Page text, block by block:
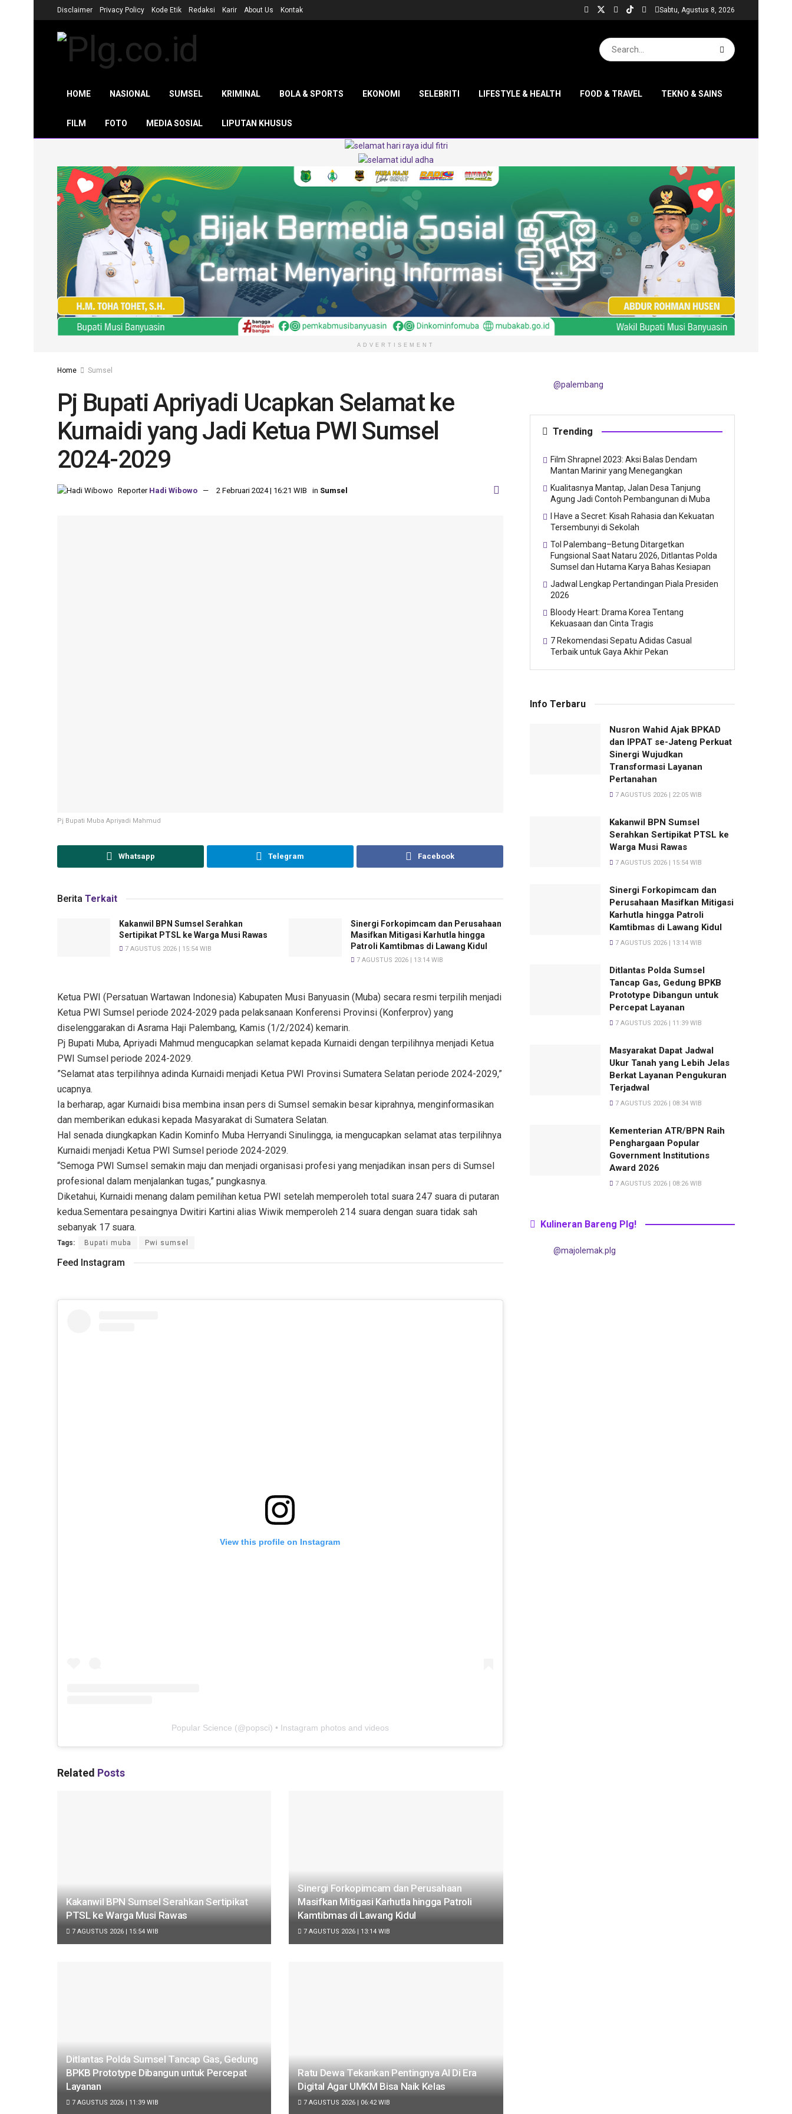
Disclaimer Privacy Policy Kode Etik Redaksi Karir About Us Kontak Sabtu, Agustus 8, 2026
HOME NASIONAL SUMSEL KRIMINAL BOLA & SPORTS EKONOMI SELEBRITI LIFESTYLE & HEALTH FOOD & TRAVEL TEKNO & SAINS
FILM FOTO MEDIA SOSIAL LIPUTAN KHUSUS
ADVERTISEMENT
Home Sumsel
Pj Bupati Apriyadi Ucapkan Selamat ke
Kurnaidi yang Jadi Ketua PWI Sumsel
2024-2029
Reporter Hadi Wibowo 2 Februari 2024 | 16:21 WIB in Sumsel
Pj Bupati Muba Apriyadi Mahmud
Whatsapp Telegram Facebook
Berita Terkait
Kakanwil BPN Sumsel Serahkan
Sertipikat PTSL ke Warga Musi Rawas
7 AGUSTUS 2026 | 15:54 WIB
Sinergi Forkopimcam dan Perusahaan
Masifkan Mitigasi Karhutla hingga
Patroli Kamtibmas di Lawang Kidul
7 AGUSTUS 2026 | 13:14 WIB
Ketua PWI (Persatuan Wartawan Indonesia) Kabupaten Musi Banyuasin (Muba) secara resmi terpilih menjadi
Ketua PWI Sumsel periode 2024-2029 pada pelaksanaan Konferensi Provinsi (Konferprov) yang
diselenggarakan di Asrama Haji Palembang, Kamis (1/2/2024) kemarin.
Pj Bupati Muba, Apriyadi Mahmud mengucapkan selamat kepada Kurnaidi dengan terpilihnya menjadi Ketua
PWI Sumsel periode 2024-2029.
”Selamat atas terpilihnya adinda Kurnaidi menjadi Ketua PWI Provinsi Sumatera Selatan periode 2024-2029,”
ucapnya.
Ia berharap, agar Kurnaidi bisa membina insan pers di Sumsel semakin besar kiprahnya, menginformasikan
dan memberikan edukasi kepada Masyarakat di Sumatera Selatan.
Hal senada diungkapkan Kadin Kominfo Muba Herryandi Sinulingga, ia mengucapkan selamat atas terpilihnya
Kurnaidi menjadi Ketua PWI Sumsel periode 2024-2029.
“Semoga PWI Sumsel semakin maju dan menjadi organisasi profesi yang menjadikan insan pers di Sumsel
profesional dalam menjalankan tugas,” pungkasnya.
Diketahui, Kurnaidi menang dalam pemilihan ketua PWI setelah memperoleh total suara 247 suara di putaran
kedua.Sementara pesaingnya Dwitiri Kartini alias Wiwik memperoleh 214 suara dengan suara tidak sah
sebanyak 17 suara.
Tags: Bupati muba Pwi sumsel
Feed Instagram
View this profile on Instagram
Popular Science (@popsci) • Instagram photos and videos
Related Posts
Kakanwil BPN Sumsel Serahkan Sertipikat
PTSL ke Warga Musi Rawas
7 AGUSTUS 2026 | 15:54 WIB
Sinergi Forkopimcam dan Perusahaan
Masifkan Mitigasi Karhutla hingga Patroli
Kamtibmas di Lawang Kidul
7 AGUSTUS 2026 | 13:14 WIB
Ditlantas Polda Sumsel Tancap Gas, Gedung
BPKB Prototype Dibangun untuk Percepat
Layanan
7 AGUSTUS 2026 | 11:39 WIB
Ratu Dewa Tekankan Pentingnya AI Di Era
Digital Agar UMKM Bisa Naik Kelas
7 AGUSTUS 2026 | 06:42 WIB
@palembang
Trending
Film Shrapnel 2023: Aksi Balas Dendam
Mantan Marinir yang Menegangkan
Kualitasnya Mantap, Jalan Desa Tanjung
Agung Jadi Contoh Pembangunan di Muba
I Have a Secret: Kisah Rahasia dan Kekuatan
Tersembunyi di Sekolah
Tol Palembang–Betung Ditargetkan
Fungsional Saat Nataru 2026, Ditlantas Polda
Sumsel dan Hutama Karya Bahas Kesiapan
Jadwal Lengkap Pertandingan Piala Presiden
2026
Bloody Heart: Drama Korea Tentang
Kekuasaan dan Cinta Tragis
7 Rekomendasi Sepatu Adidas Casual
Terbaik untuk Gaya Akhir Pekan
Info Terbaru
Nusron Wahid Ajak BPKAD
dan IPPAT se-Jateng Perkuat
Sinergi Wujudkan
Transformasi Layanan
Pertanahan
7 AGUSTUS 2026 | 22:05 WIB
Kakanwil BPN Sumsel
Serahkan Sertipikat PTSL ke
Warga Musi Rawas
7 AGUSTUS 2026 | 15:54 WIB
Sinergi Forkopimcam dan
Perusahaan Masifkan Mitigasi
Karhutla hingga Patroli
Kamtibmas di Lawang Kidul
7 AGUSTUS 2026 | 13:14 WIB
Ditlantas Polda Sumsel
Tancap Gas, Gedung BPKB
Prototype Dibangun untuk
Percepat Layanan
7 AGUSTUS 2026 | 11:39 WIB
Masyarakat Dapat Jadwal
Ukur Tanah yang Lebih Jelas
Berkat Layanan Pengukuran
Terjadwal
7 AGUSTUS 2026 | 08:34 WIB
Kementerian ATR/BPN Raih
Penghargaan Popular
Government Institutions
Award 2026
7 AGUSTUS 2026 | 08:26 WIB
Kulineran Bareng Plg!
@majolemak.plg